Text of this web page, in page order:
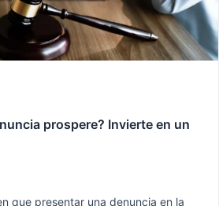
prospere? Invierte en un
que presentar una denuncia en la